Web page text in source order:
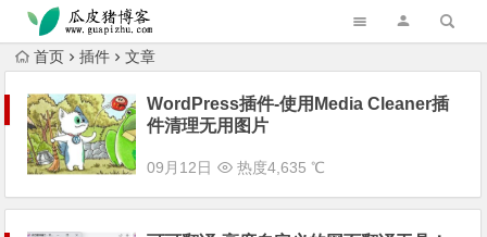
跳转到主内容
首页 插件 文章
WordPress插件-使用Media Cleaner插
件清理无用图片
09月12日 热度4,635 ℃